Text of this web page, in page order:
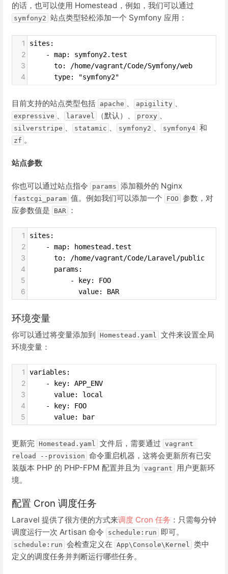
的话，也可以使用 Homestead，例如，我们可以通过
symfony2 站点类型轻松添加一个 Symfony 应用：
1 sites:
2
    - map: symfony2.test
3
      to: /home/vagrant/Code/Symfony/web
4
      type: "symfony2"
目前支持的站点类型包括 apache apigility
expressive laravel （默认）、 proxy
silverstripe statamic symfony2 symfony4 和
zf 。
站点参数
你也可以通过站点指令 params 添加额外的 Nginx
fastcgi_param 值。例如我们可以添加一个 FOO 参数，对
应参数值是
BAR ：
1 sites:
2
    - map: homestead.test
3
      to: /home/vagrant/Code/Laravel/public
4
      params:
5
          - key: FOO
6
            value: BAR
环境变量
你可以通过将变量添加到 Homestead.yaml 文件来设置全局
环境变量：
1 variables:
2
    - key: APP_ENV
3
      value: local
4
    - key: FOO
5
      value: bar
更新完 Homestead.yaml 文件后，需要通过 vagrant
reload --provision 命令重启机器，这将会更新所有已安
装版本 PHP 的 PHP-FPM 配置并且为 vagrant
用户更新环
境。
配置 Cron 调度任务
Laravel 提供了很方便的方式来调度 Cron 任务 ：只需每分钟
调度运行一次 Artisan 命令
schedule:run 即可。
schedule:run 会检查定义在 App\Console\Kernel 类中
定义的调度任务并判断运行哪些任务。